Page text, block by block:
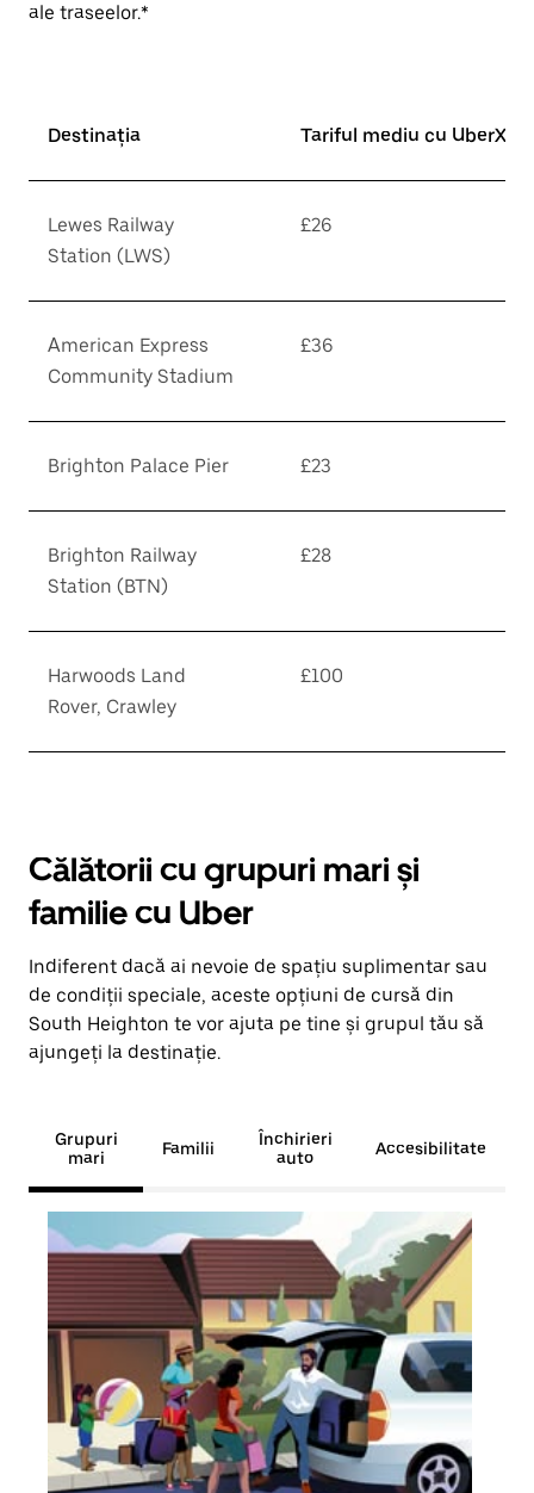
ale traseelor.*
Destinația Tariful mediu cu UberX*
Lewes Railway
Station (LWS)
£26
American Express
Community Stadium
£36
Brighton Palace Pier £23
Brighton Railway
Station (BTN)
£28
Harwoods Land
Rover, Crawley
£100
Călătorii cu grupuri mari și
familie cu Uber
Indiferent dacă ai nevoie de spațiu suplimentar sau
de condiții speciale, aceste opțiuni de cursă din
South Heighton te vor ajuta pe tine și grupul tău să
ajungeți la destinație.
Grupuri
mari
Familii
Închirieri
auto
Accesibilitate